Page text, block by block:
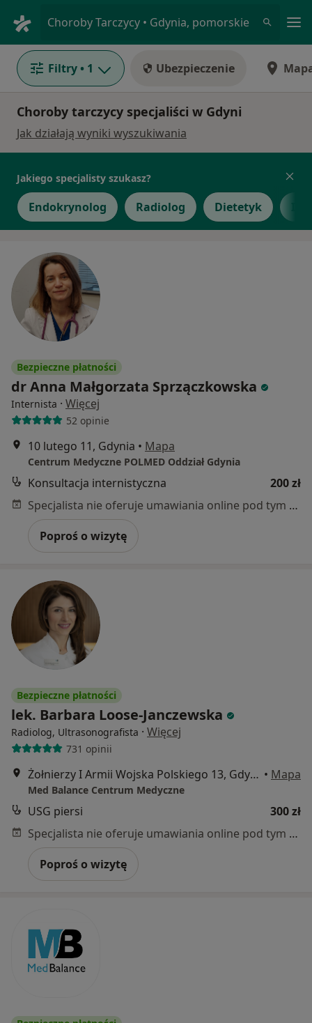
Choroby Tarczycy • Gdynia, pomorskie
Filtry • 1 Ubezpieczenie
Choroby tarczycy specjaliści w Gdyni
Jak działają wyniki wyszukiwania
Jakiego specjalisty szukasz?
Endokrynolog Radiolog Dietetyk
Bezpieczne płatności
dr Anna Małgorzata Sprzączkowska
Internista · Więcej
52 opinie
10 lutego 11, Gdynia • Mapa
Centrum Medyczne POLMED Oddział Gdynia
Konsultacja internistyczna
200 zł
Specjalista nie oferuje umawiania online pod tym adresem.
Poproś o wizytę
Bezpieczne płatności
lek. Barbara Loose-Janczewska
Radiolog, Ultrasonografista · Więcej
731 opinii
Żołnierzy I Armii Wojska Polskiego 13, Gdynia • Mapa
Med Balance Centrum Medyczne
USG piersi
300 zł
Specjalista nie oferuje umawiania online pod tym adresem.
Poproś o wizytę